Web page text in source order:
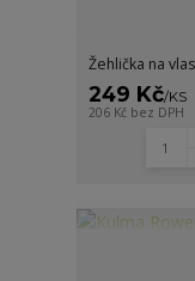
Žehlička na
249 Kč/KS
206 Kč bez DPH